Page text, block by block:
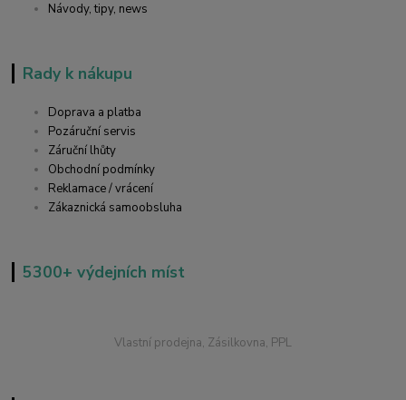
Návody, tipy, news
Rady k nákupu
Doprava a platba
Pozáruční servis
Záruční lhůty
Obchodní podmínky
Reklamace / vrácení
Zákaznická samoobsluha
5300+ výdejních míst
Vlastní prodejna, Zásilkovna, PPL